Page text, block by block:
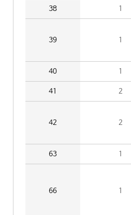
38 1
39 1
40 1
41 2
42 2
63 1
66 1